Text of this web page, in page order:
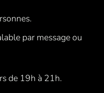
par message ou
de 19h à 21h.